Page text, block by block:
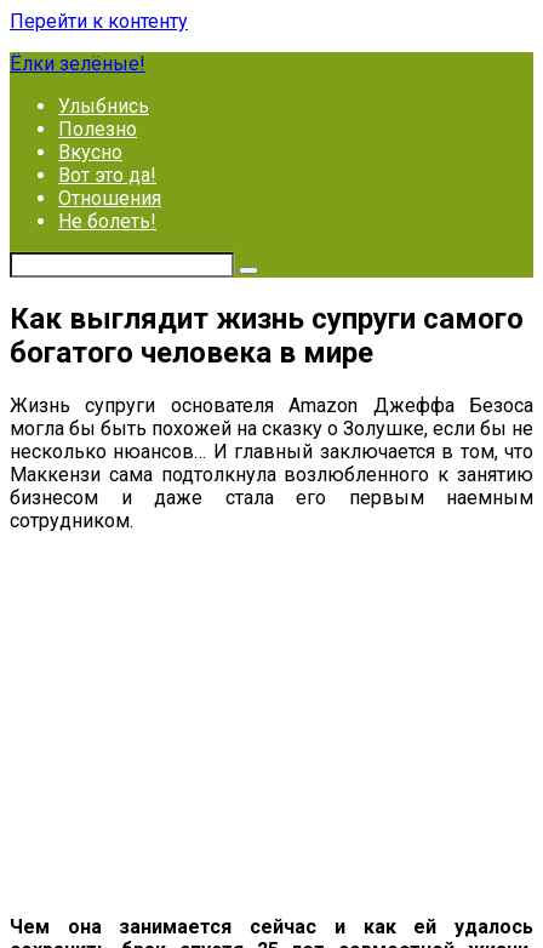
Перейти к контенту
Ёлки зелёные!
Улыбнись
Полезно
Вкусно
Вот это да!
Отношения
Не болеть!
Как выглядит жизнь супруги самого
богатого человека в мире
Жизнь супруги основателя Amazon Джеффа Безоса
могла бы быть похожей на сказку о Золушке, если бы не
несколько нюансов… И главный заключается в том, что
Маккензи сама подтолкнула возлюбленного к занятию
бизнесом и даже стала его первым наемным
сотрудником.
Чем она занимается сейчас и как ей удалось